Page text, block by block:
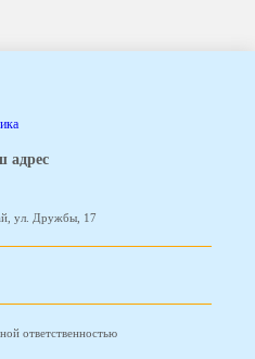
адрес
ул. Дружбы, 17
ответственностью